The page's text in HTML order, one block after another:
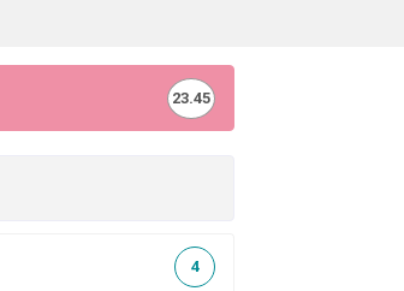
23.45
4